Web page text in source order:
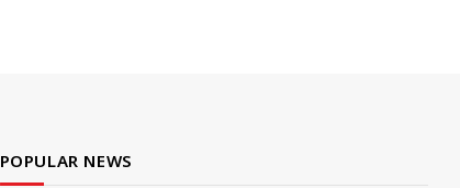
POPULAR NEWS